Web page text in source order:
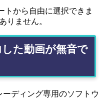
トから自由に選択できま
りません。
した動画が無音で
ーディング専用のソフトウ